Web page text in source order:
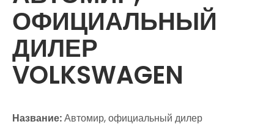
ОФИЦИАЛЬНЫЙ
ДИЛЕР
VOLKSWAGEN
Название:Автомир, официальный дилер